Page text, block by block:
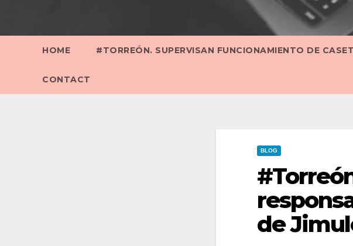
HOME #TORREÓN. SUPERVISAN FUNCIONAMIENTO DE
CONTACT
BLOG
de